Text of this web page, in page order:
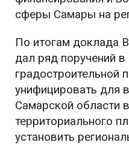
сферы Самары на
По итогам доклада
дал ряд поручений в
градостроительной
унифицировать для
Самарской области
территориального
установить